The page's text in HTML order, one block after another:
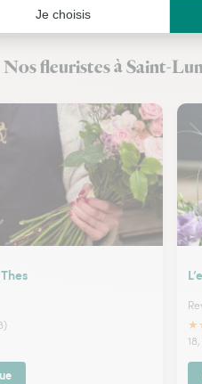
Nos fleuristes à Saint-
★